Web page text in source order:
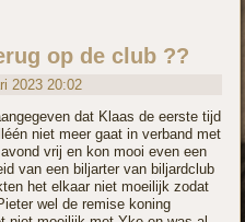
op de club ??
2023 20:02
dat Klaas de eerste tijd
niet meer gaat in verband met
vrij en kon mooi even een
van een biljarter van biljardclub
het elkaar niet moeilijk zodat
wel de remise koning